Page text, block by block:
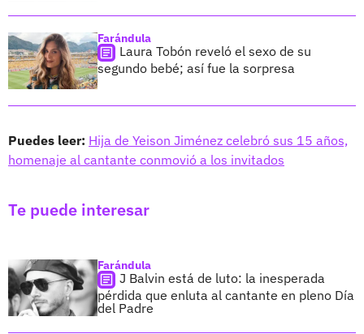
Farándula
Laura Tobón reveló el sexo de su
segundo bebé; así fue la sorpresa
Puedes leer: Hija de Yeison Jiménez celebró sus 15 años,
homenaje al cantante conmovió a los invitados
Te puede interesar
Farándula
J Balvin está de luto: la inesperada
pérdida que enluta al cantante en pleno Día
del Padre